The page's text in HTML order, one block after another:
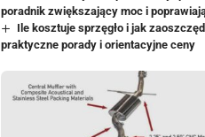
poradnik zwiększający moc i
Ile kosztuje sprzęgło i jak
praktyczne porady i orientacyjne ceny